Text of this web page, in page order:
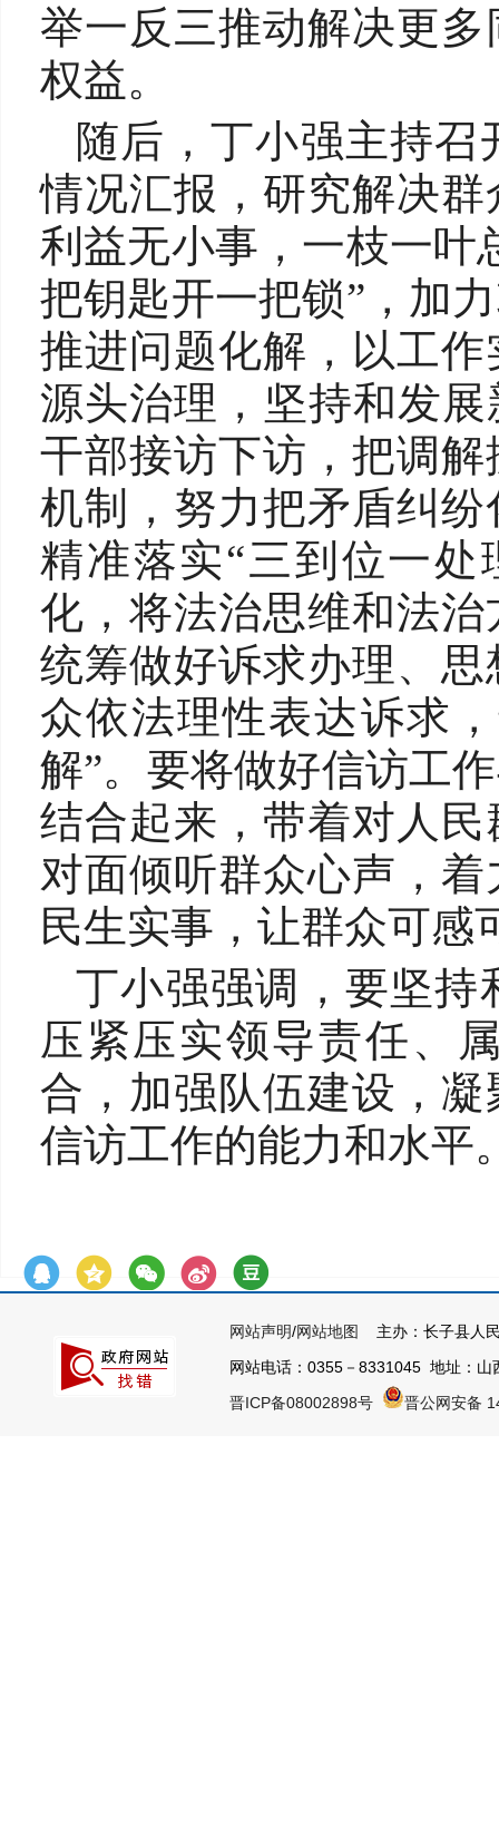
举一反三推动解决更
权益。
随后，丁小强主持
情况汇报，研究解决
利益无小事，一枝一叶
把钥匙开一把锁”，加
推进问题化解，以工
源头治理，坚持和发
干部接访下访，把调
机制，努力把矛盾纠
精准落实“三到位一
化，将法治思维和法
统筹做好诉求办理、
众依法理性表达诉求
解”。要将做好信访工
结合起来，带着对人
对面倾听群众心声，
民生实事，让群众可感
丁小强强调，要坚持
压紧压实领导责任、
合，加强队伍建设，
信访工作的能力和水平
网站声明/网站地图
主办：长子县人
网站电话：0355－8331045 地址：
晋ICP备08002898号
晋公网安备